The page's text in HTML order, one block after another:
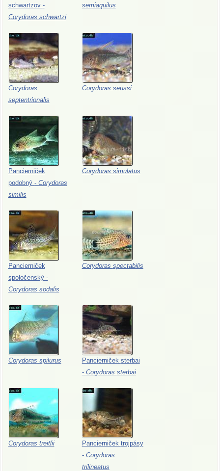
schwartzov -
Corydoras schwartzi
semiaquilus
Corydoras
septentrionalis
Corydoras seussi
Pancierniček
podobný - Corydoras
similis
Corydoras simulatus
Pancierniček
spoločenský -
Corydoras sodalis
Corydoras spectabilis
Corydoras spilurus Pancierniček sterbai
- Corydoras sterbai
Corydoras treitlii Pancierniček trojpásy
- Corydoras
trilineatus